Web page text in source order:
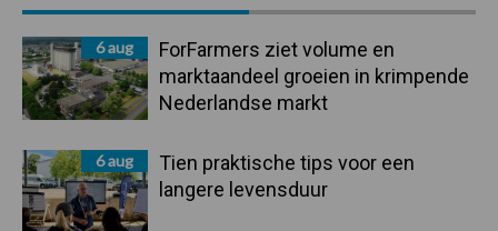
Sidebar
6 aug
ForFarmers ziet volume en
marktaandeel groeien in krimpende
Nederlandse markt
6 aug
Tien praktische tips voor een
langere levensduur